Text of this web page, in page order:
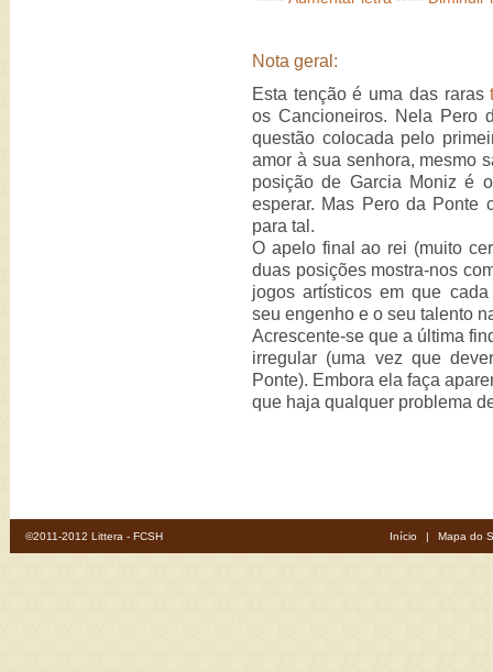
Nota geral:
Esta tenção é uma das raras
os Cancioneiros. Nela Pero
questão colocada pelo
amor à sua senhora, mesmo
posição de Garcia Moniz é
esperar. Mas Pero da Ponte
para tal.
O apelo final ao rei (muito
duas posições mostra-nos
jogos artísticos em que
seu engenho e o seu talento
Acrescente-se que a última
irregular (uma vez que
Ponte). Embora ela faça
que haja qualquer problema
©2011-2012 Littera - FCSH Início | Mapa do